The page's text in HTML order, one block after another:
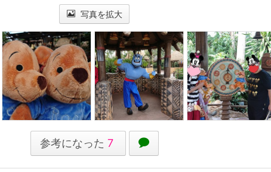
写真を拡大
参考になった 7